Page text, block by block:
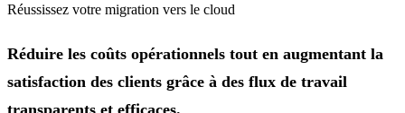
Réussissez votre migration vers le cloud
Réduire les coûts opérationnels tout en augmentant la
satisfaction des clients grâce à des flux de travail
transparents et efficaces.